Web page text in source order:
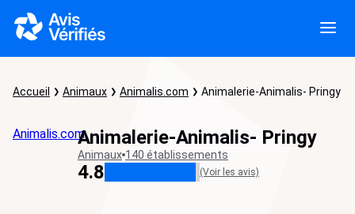
Accueil Animaux Animalis.com Animalerie-Animalis- Pringy
Animalis.comAnimalerie-Animalis- Pringy
Animaux 140 établissements
4.8 (Voir les avis)